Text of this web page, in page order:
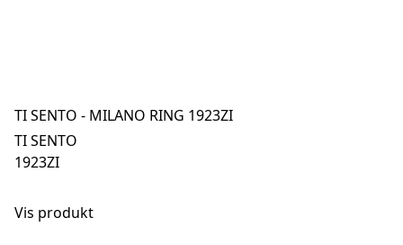
TI SENTO - MILANO RING 1923ZI
TI SENTO
1923ZI
Vis produkt